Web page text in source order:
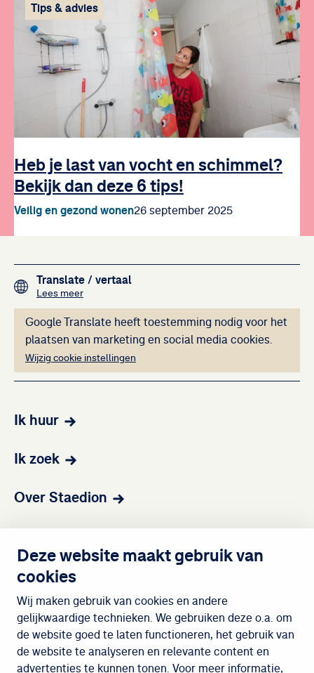
Deze website maakt gebruik van
cookies
Wij maken gebruik van cookies en andere
gelijkwaardige technieken. We gebruiken deze o.a. om
de website goed te laten functioneren, het gebruik van
de website te analyseren en relevante content en
advertenties te kunnen tonen. Voor meer informatie,
Heb je last van vocht en schimmel?
Bekijk dan deze 6 tips!
Veilig en gezond wonen26 september 2025
Tips & advies
Translate / vertaal
Lees meerover het vertalen van de teksten op deze website
Deze inhoud kan
Google Translate heeft toestemming nodig voor het
plaatsen van marketing en social media cookies.
Wijzig cookie instellingen
Ik huur
Ik zoek
Over Staedion
Wijken
Meedoen